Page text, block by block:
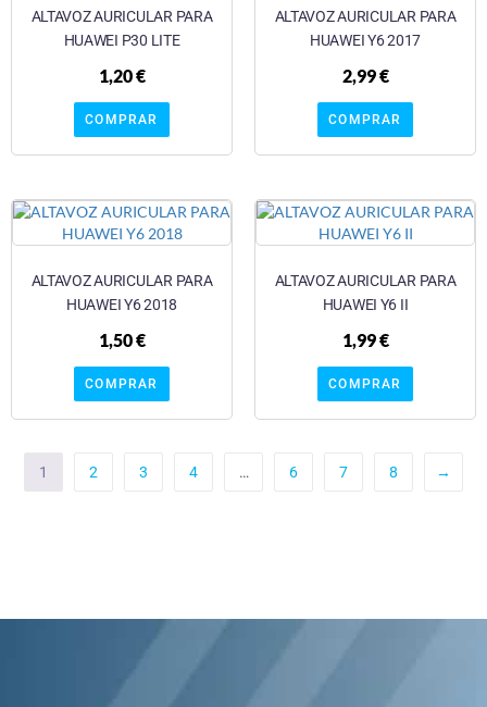
ALTAVOZ AURICULAR PARA
HUAWEI P30 LITE
1,20€
COMPRAR
ALTAVOZ AURICULAR PARA
HUAWEI Y6 2017
2,99€
COMPRAR
ALTAVOZ AURICULAR PARA
HUAWEI Y6 2018
1,50€
COMPRAR
ALTAVOZ AURICULAR PARA
HUAWEI Y6 II
1,99€
COMPRAR
1 2 3 4 … 6 7 8 →